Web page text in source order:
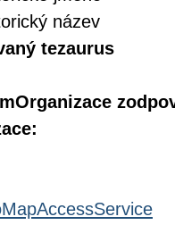
název
tezaurus
Organizace